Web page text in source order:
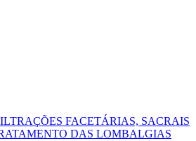
FACETÁRIAS, SACRAIS
DAS LOMBALGIAS